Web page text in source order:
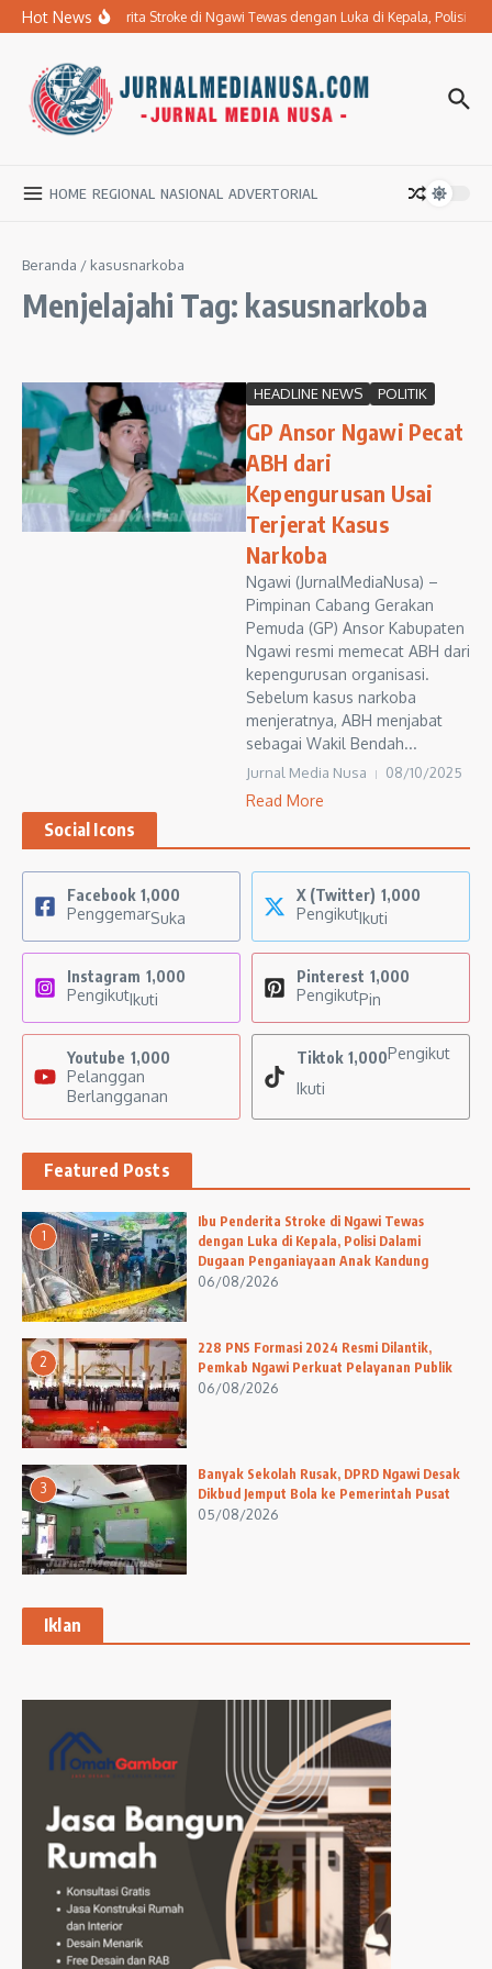
Lewati ke konten
Hot NewsIbu Penderita Stroke di Ngawi Tewas dengan Luka di Kepala, Polisi
HOME REGIONAL NASIONAL ADVERTORIAL
Beranda / kasusnarkoba
Menjelajahi Tag: kasusnarkoba
HEADLINE NEWS POLITIK
GP Ansor Ngawi Pecat
ABH dari
Kepengurusan Usai
Terjerat Kasus
Narkoba
Ngawi (JurnalMediaNusa) –
Pimpinan Cabang Gerakan
Pemuda (GP) Ansor Kabupaten
Ngawi resmi memecat ABH dari
kepengurusan organisasi.
Sebelum kasus narkoba
menjeratnya, ABH menjabat
sebagai Wakil Bendah...
Jurnal Media Nusa 08/10/2025
Read More
Social Icons
Facebook 1,000
PenggemarSuka
X (Twitter) 1,000
PengikutIkuti
Instagram 1,000
PengikutIkuti
Pinterest 1,000
PengikutPin
Youtube 1,000
Pelanggan
Berlangganan
Tiktok 1,000Pengikut
Ikuti
Featured Posts
1
Ibu Penderita Stroke di Ngawi Tewas
dengan Luka di Kepala, Polisi Dalami
Dugaan Penganiayaan Anak Kandung
06/08/2026
2
228 PNS Formasi 2024 Resmi Dilantik,
Pemkab Ngawi Perkuat Pelayanan Publik
06/08/2026
3
Banyak Sekolah Rusak, DPRD Ngawi Desak
Dikbud Jemput Bola ke Pemerintah Pusat
05/08/2026
Iklan